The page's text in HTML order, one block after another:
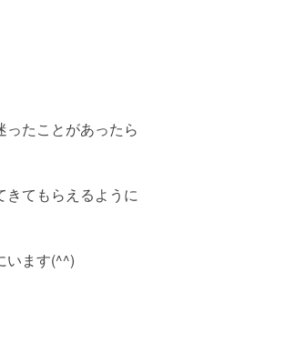
ったことがあったら
きてもらえるように
います(^^)